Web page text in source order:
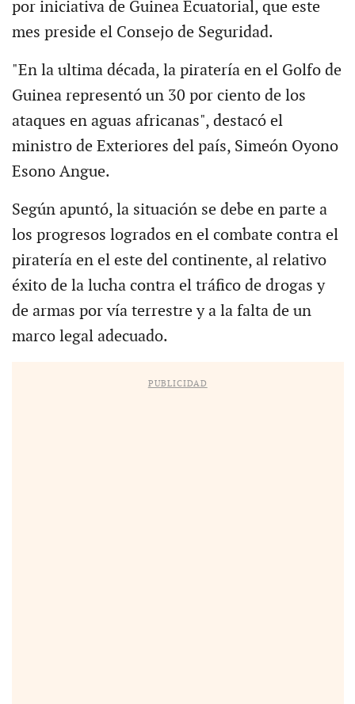
por iniciativa de Guinea Ecuatorial, que este
mes preside el Consejo de Seguridad.
"En la ultima década, la piratería en el Golfo de
Guinea representó un 30 por ciento de los
ataques en aguas africanas", destacó el
ministro de Exteriores del país, Simeón Oyono
Esono Angue.
Según apuntó, la situación se debe en parte a
los progresos logrados en el combate contra el
piratería en el este del continente, al relativo
éxito de la lucha contra el tráfico de drogas y
de armas por vía terrestre y a la falta de un
marco legal adecuado.
PUBLICIDAD